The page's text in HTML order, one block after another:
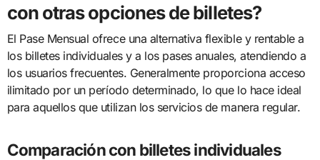
con otras opciones de billetes?
El Pase Mensual ofrece una alternativa flexible y rentable a
los billetes individuales y a los pases anuales, atendiendo a
los usuarios frecuentes. Generalmente proporciona acceso
ilimitado por un período determinado, lo que lo hace ideal
para aquellos que utilizan los servicios de manera regular.
Comparación con billetes individuales